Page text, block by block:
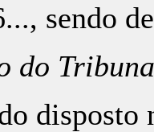
sendo
do
disposto